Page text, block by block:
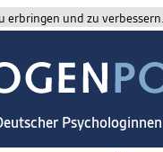
erbringen und zu